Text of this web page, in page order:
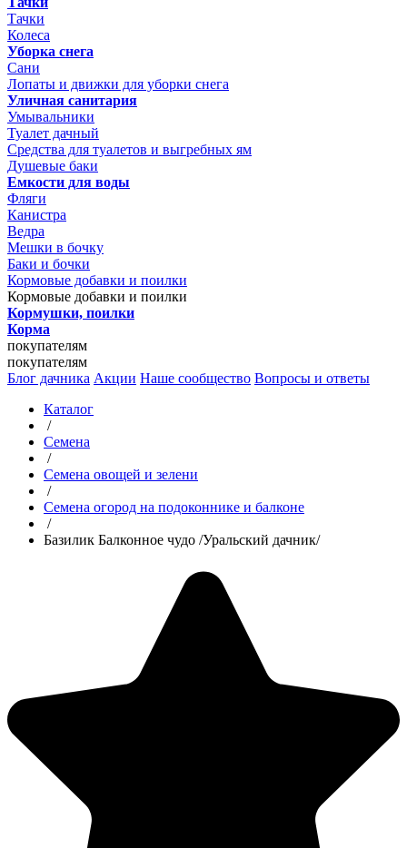
Тачки
Колеса
Уборка снега
Сани
Лопаты и движки для уборки снега
Уличная санитария
Умывальники
Туалет дачный
Средства для туалетов и выгребных ям
Душевые баки
Емкости для воды
Фляги
Канистра
Ведра
Мешки в бочку
Баки и бочки
Кормовые добавки и поилки
Кормовые добавки и поилки
Кормушки, поилки
Корма
покупателям
покупателям
Блог дачника Акции Наше сообщество Вопросы и ответы
Каталог
/
Семена
/
Семена овощей и зелени
/
Семена огород на подоконнике и балконе
/
Базилик Балконное чудо /Уральский дачник/